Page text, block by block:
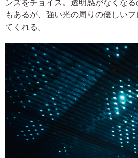
ンズをチョイス。透明感がなくな
もあるが、強い光の周りの優しい
てくれる。